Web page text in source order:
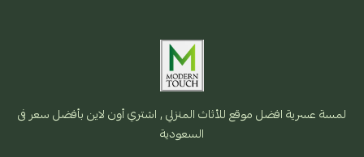
لمسة عسرية افضل موقع للأثاث المنزلي , اشتري أون لاين بأفضل سعر فى
السعودية